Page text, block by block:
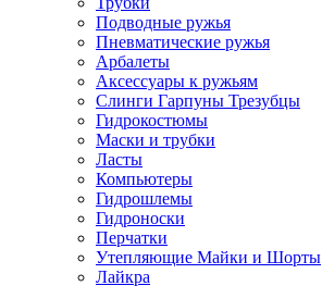
Подводные ружья
Пневматические ружья
Арбалеты
Аксессуары к ружьям
Слинги Гарпуны Трезубцы
Гидрокостюмы
Маски и трубки
Ласты
Компьютеры
Гидрошлемы
Гидроноски
Перчатки
Утепляющие Майки и Шорты
Лайкра